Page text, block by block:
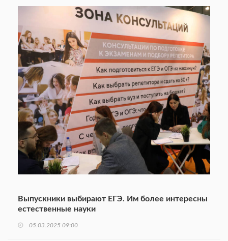
Выпускники выбирают ЕГЭ. Им более интересны
естественные науки
05.03.2025 09:00